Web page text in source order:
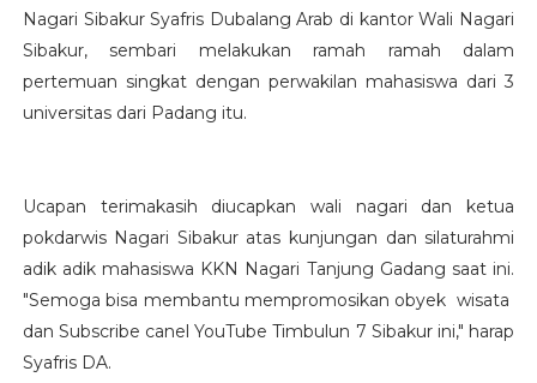
Nagari Sibakur Syafris Dubalang Arab di kantor Wali Nagari
Sibakur, sembari melakukan ramah ramah dalam
pertemuan singkat dengan perwakilan mahasiswa dari 3
universitas dari Padang itu.
Ucapan terimakasih diucapkan wali nagari dan ketua
pokdarwis Nagari Sibakur atas kunjungan dan silaturahmi
adik adik mahasiswa KKN Nagari Tanjung Gadang saat ini.
"Semoga bisa membantu mempromosikan obyek wisata
dan Subscribe canel YouTube Timbulun 7 Sibakur ini," harap
Syafris DA.